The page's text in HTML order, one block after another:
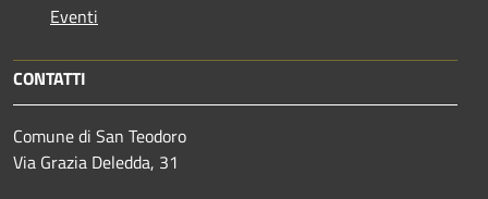
Eventi
CONTATTI
Comune di San Teodoro
Via Grazia Deledda, 31